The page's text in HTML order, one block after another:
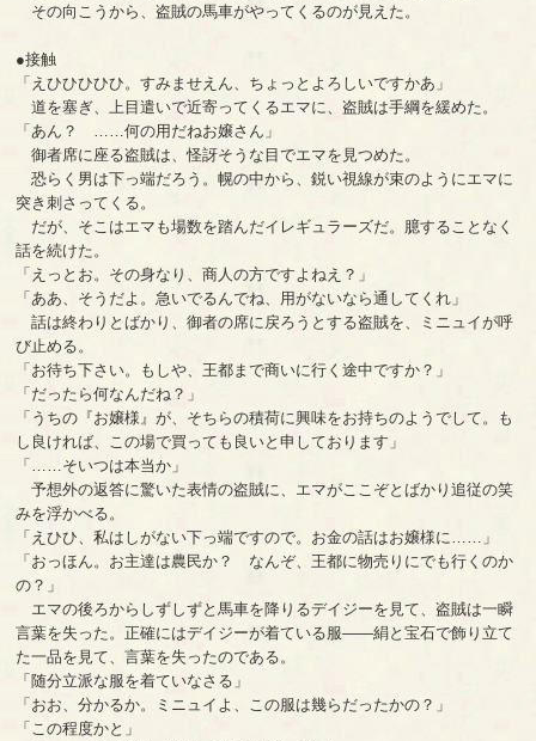
その向こうから、盗賊の馬車がやってくるのが見えた。
●接触
「えひひひひひ。すみませえん、ちょっとよろしいですかあ」
道を塞ぎ、上目遣いで近寄ってくるエマに、盗賊は手綱を緩めた。
「あん？ ……何の用だねお嬢さん」
御者席に座る盗賊は、怪訝そうな目でエマを見つめた。
恐らく男は下っ端だろう。幌の中から、鋭い視線が束のようにエマに
突き刺さってくる。
だが、そこはエマも場数を踏んだイレギュラーズだ。臆することなく
話を続けた。
「えっとお。その身なり、商人の方ですよねえ？」
「ああ、そうだよ。急いでるんでね、用がないなら通してくれ」
話は終わりとばかり、御者の席に戻ろうとする盗賊を、ミニュイが呼
び止める。
「お待ち下さい。もしや、王都まで商いに行く途中ですか？」
「だったら何なんだね？」
「うちの『お嬢様』が、そちらの積荷に興味をお持ちのようでして。も
し良ければ、この場で買っても良いと申しております」
「……そいつは本当か」
予想外の返答に驚いた表情の盗賊に、エマがここぞとばかり追従の笑
みを浮かべる。
「えひひ、私はしがない下っ端ですので。お金の話はお嬢様に……」
「おっほん。お主達は農民か？ なんぞ、王都に物売りにでも行くのか
の？」
エマの後ろからしずしずと馬車を降りるデイジーを見て、盗賊は一瞬
言葉を失った。正確にはデイジーが着ている服――絹と宝石で飾り立て
た一品を見て、言葉を失ったのである。
「随分立派な服を着ていなさる」
「おお、分かるか。ミニュイよ、この服は幾らだったかの？」
「この程度かと」